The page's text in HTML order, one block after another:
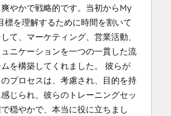
やかで戦略的です。当初からMy
標を理解するために時間を割いて
て、マーケティング、営業活動、
ニケーションを一つの一貫した流
を構築してくれました。 彼らが
プロセスは、考慮され、目的を持
じられ、彼らのトレーニングセッ
穏やかで、本当に役に立ちまし